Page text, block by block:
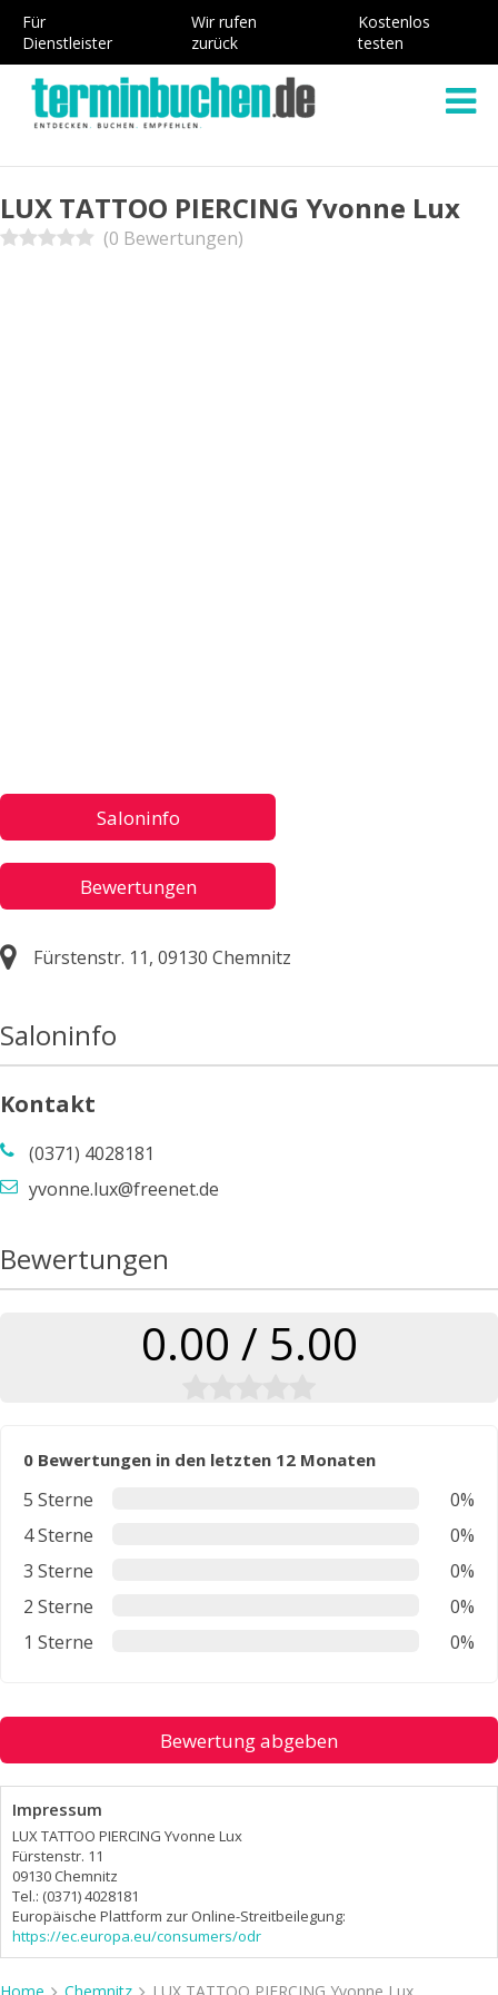
Für
Dienstleister
Wir rufen
zurück
Kostenlos
testen
LUX TATTOO PIERCING Yvonne Lux
(0 Bewertungen)
Saloninfo
Bewertungen
Fürstenstr. 11, 09130 Chemnitz
Saloninfo
Kontakt
(0371) 4028181
yvonne.lux@freenet.de
Bewertungen
0.00 / 5.00
0 Bewertungen in den letzten 12 Monaten
5 Sterne
0%
4 Sterne
0%
3 Sterne
0%
2 Sterne
0%
1 Sterne
0%
Bewertung abgeben
Impressum
LUX TATTOO PIERCING Yvonne Lux
Fürstenstr. 11
09130 Chemnitz
Tel.: (0371) 4028181
Europäische Plattform zur Online-Streitbeilegung:
https://ec.europa.eu/consumers/odr